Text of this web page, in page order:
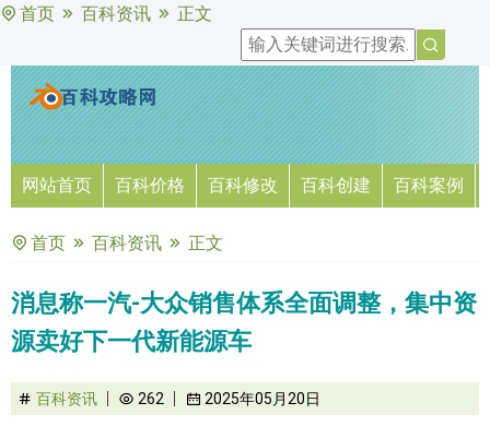
首页 百科资讯 正文
网站首页 百科价格 百科修改 百科创建 百科案例
首页 百科资讯 正文
消息称一汽-大众销售体系全面调整，集中资
源卖好下一代新能源车
百科资讯 262 2025年05月20日